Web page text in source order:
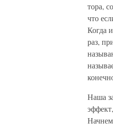
тора,
что
Когда
раз,
Наша
Начнем